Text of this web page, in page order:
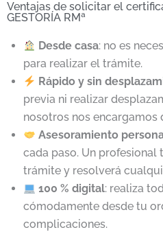
Ventajas de solicitar el
GESTORÍA RMª
Desde casa: no es
para realizar el trámite.
Rápido y sin
previa ni realizar
nosotros nos encargamos
Asesoramiento
cada paso. Un
trámite y resolverá
100 % digital: realiza
cómodamente desde tu
complicaciones.